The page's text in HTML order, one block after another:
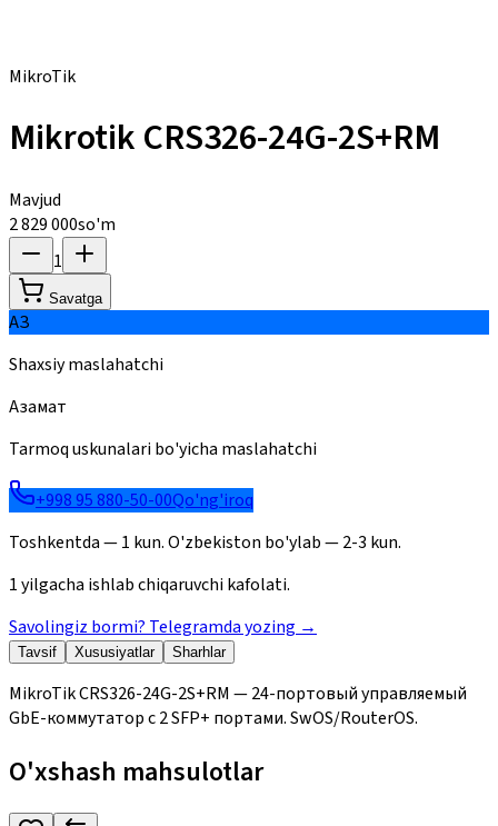
MikroTik
Mikrotik CRS326-24G-2S+RM
Mavjud
2 829 000so'm
1
Savatga
АЗ
Shaxsiy maslahatchi
Азамат
Tarmoq uskunalari bo'yicha maslahatchi
+998 95 880-50-00Qo'ng'iroq
Toshkentda — 1 kun. O'zbekiston bo'ylab — 2-3 kun.
1 yilgacha ishlab chiqaruvchi kafolati.
Savolingiz bormi? Telegramda yozing →
Tavsif Xususiyatlar Sharhlar
MikroTik CRS326-24G-2S+RM — 24-портовый управляемый
GbE-коммутатор с 2 SFP+ портами. SwOS/RouterOS.
O'xshash mahsulotlar